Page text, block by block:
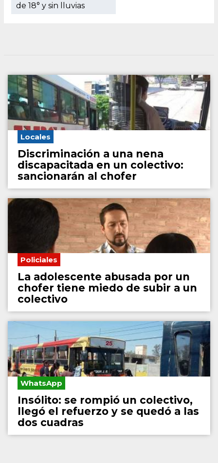
de 18° y sin lluvias
Locales
Discriminación a una nena
discapacitada en un colectivo:
sancionarán al chofer
Policiales
La adolescente abusada por un
chofer tiene miedo de subir a un
colectivo
WhatsApp
Insólito: se rompió un colectivo,
llegó el refuerzo y se quedó a las
dos cuadras